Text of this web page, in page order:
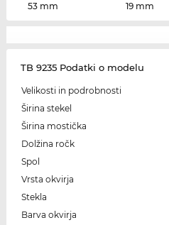
53 mm
19 mm
TB 9235 Podatki o modelu
Velikosti in podrobnosti
Širina stekel
Širina mostička
Dolžina ročk
Spol
Vrsta okvirja
Stekla
Barva okvirja